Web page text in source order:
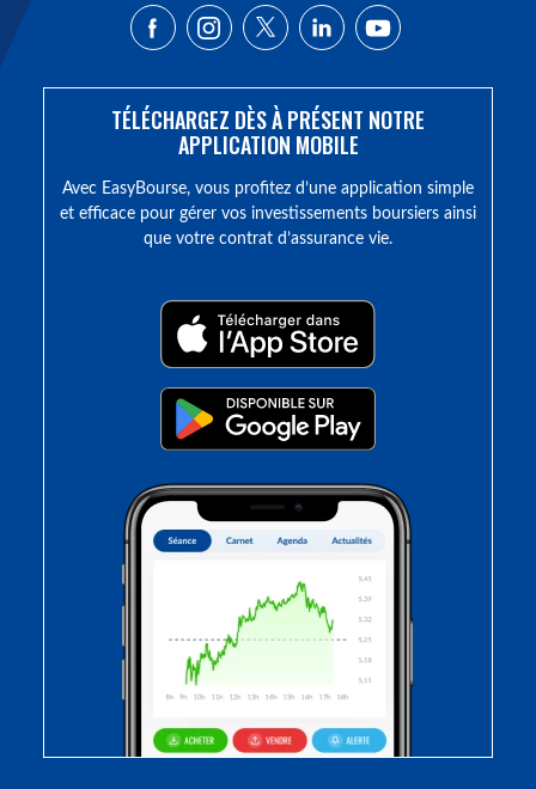
TÉLÉCHARGEZ DÈS À PRÉSENT NOTRE
APPLICATION MOBILE
Avec EasyBourse, vous profitez d’une application simple
et efficace pour gérer vos investissements boursiers ainsi
que votre contrat d’assurance vie.